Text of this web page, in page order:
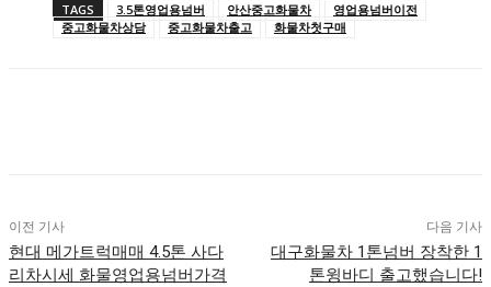
TAGS 3.5톤영업용넘버 안산중고화물차
영업용넘버이전
중고화물차상담
중고화물차출고 화물차첫구매
이전 기사
현대 메가트럭매매 4.5톤 사다
리차시세 화물영업용넘버가격
다음 기사
대구화물차 1톤넘버 장착한 1
톤윙바디 출고했습니다!